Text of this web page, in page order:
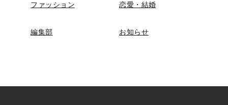
ファッション 恋愛・結婚
編集部 お知らせ